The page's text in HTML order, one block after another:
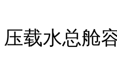
压载水总舱